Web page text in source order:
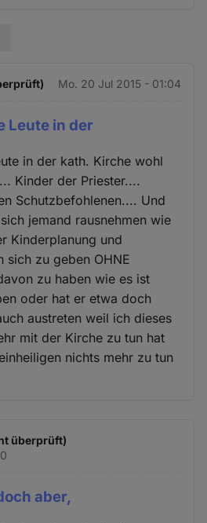
Mo. 20 Jul 2015 - 01:04
Leute in der
in der kath. Kirche wohl
Kinder der Priester....
Schutzbefohlenen.... Und
jemand rausnehmen wie
Kinderplanung und
sich zu geben OHNE
zu haben wie es ist
oder hat er etwa doch
austreten weil ich dieses
mit der Kirche zu tun hat
nichts mehr zu tun
überprüft)
aber,